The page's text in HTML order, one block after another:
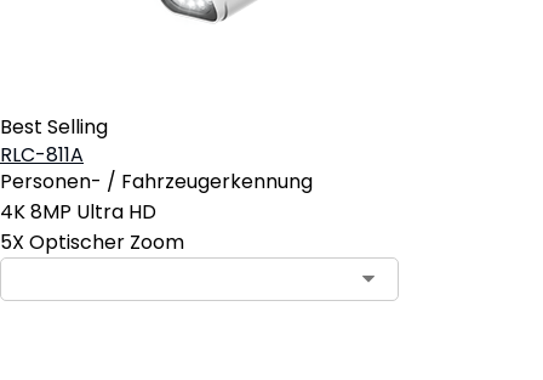
Best Selling
RLC-811A
Personen- / Fahrzeugerkennung
4K 8MP Ultra HD
5X Optischer Zoom